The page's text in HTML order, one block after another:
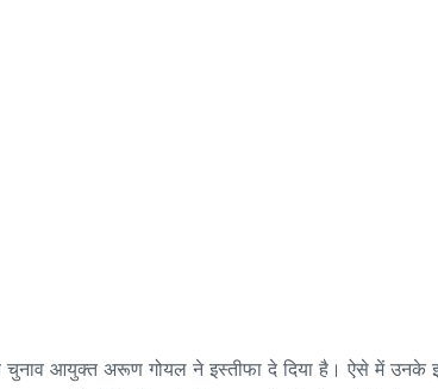
चुनाव आयुक्त अरूण गोयल ने इस्तीफा दे दिया है। ऐसे में उनके